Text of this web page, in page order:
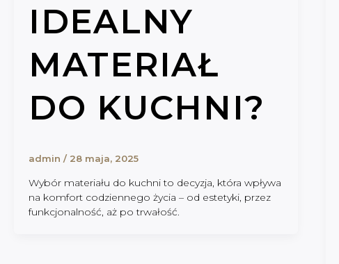
IDEALNY
MATERIAŁ
DO KUCHNI?
admin / 28 maja, 2025
Wybór materiału do kuchni to decyzja, która wpływa
na komfort codziennego życia – od estetyki, przez
funkcjonalność, aż po trwałość.